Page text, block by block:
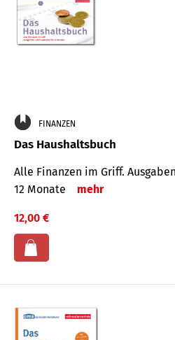
FINANZEN
Das Haushaltsbuch
Alle Finanzen im Griff.
12 Monate
mehr
12,00 €